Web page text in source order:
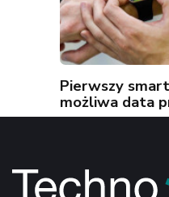
Pierwszy
możliwa data